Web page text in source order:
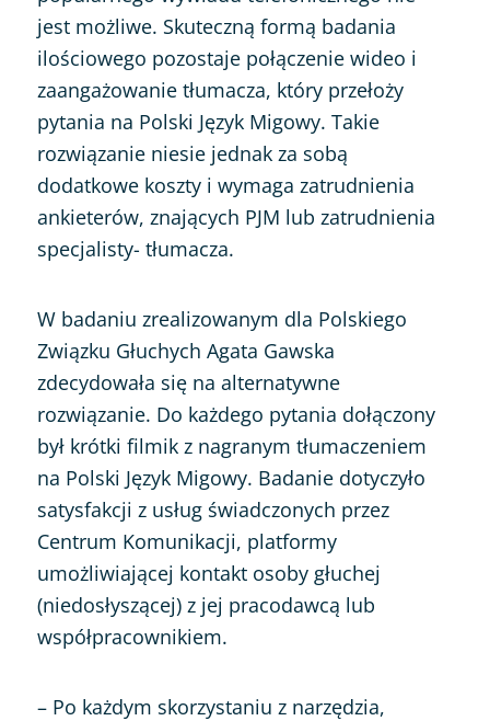
jest możliwe. Skuteczną formą badania
ilościowego pozostaje połączenie wideo i
zaangażowanie tłumacza, który przełoży
pytania na Polski Język Migowy. Takie
rozwiązanie niesie jednak za sobą
dodatkowe koszty i wymaga zatrudnienia
ankieterów, znających PJM lub zatrudnienia
specjalisty- tłumacza.
W badaniu zrealizowanym dla Polskiego
Związku Głuchych Agata Gawska
zdecydowała się na alternatywne
rozwiązanie. Do każdego pytania dołączony
był krótki filmik z nagranym tłumaczeniem
na Polski Język Migowy. Badanie dotyczyło
satysfakcji z usług świadczonych przez
Centrum Komunikacji, platformy
umożliwiającej kontakt osoby głuchej
(niedosłyszącej) z jej pracodawcą lub
współpracownikiem.
– Po każdym skorzystaniu z narzędzia,